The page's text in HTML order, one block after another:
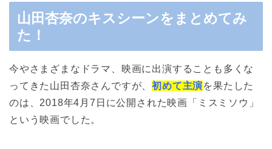
山田杏奈のキスシーンをまとめてみ
た！
今やさまざまなドラマ、映画に出演することも多くな
ってきた山田杏奈さんですが、初めて主演を果たした
のは、2018年4月7日に公開された映画「ミスミソウ」
という映画でした。